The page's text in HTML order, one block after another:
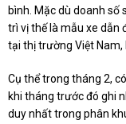
bình. Mặc dù doanh
trì vị thế là mẫu xe dẫn
tại thị trường Việt Nam,
Cụ thể trong tháng 2,
khi tháng trước đó ghi
duy nhất trong phân